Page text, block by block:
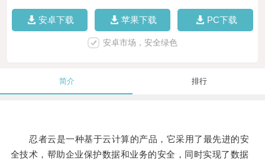
安卓下载 苹果下载 PC下载
安卓市场，安全绿色
简介 排行
忍者云是一种基于云计算的产品，它采用了最先进的安
全技术，帮助企业保护数据和业务的安全，同时实现了数据